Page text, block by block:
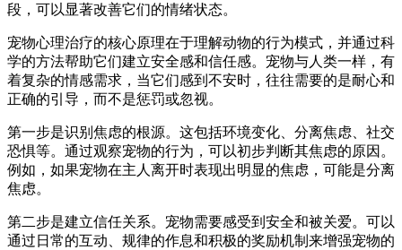
段，可以显著改善它们的情绪状态。
宠物心理治疗的核心原理在于理解动物的行为模式，并通过科
学的方法帮助它们建立安全感和信任感。宠物与人类一样，有
着复杂的情感需求，当它们感到不安时，往往需要的是耐心和
正确的引导，而不是惩罚或忽视。
第一步是识别焦虑的根源。这包括环境变化、分离焦虑、社交
恐惧等。通过观察宠物的行为，可以初步判断其焦虑的原因。
例如，如果宠物在主人离开时表现出明显的焦虑，可能是分离
焦虑。
第二步是建立信任关系。宠物需要感受到安全和被关爱。可以
通过日常的互动、规律的作息和积极的奖励机制来增强宠物的